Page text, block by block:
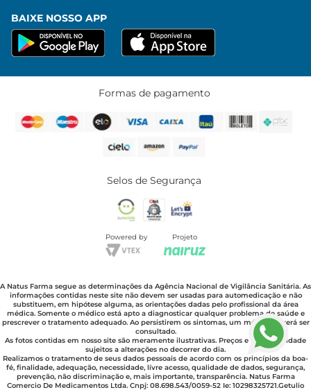
BAIXE NOSSO APP
Formas de pagamento
Selos de Segurança
Powered by Projeto
A Natus Farma segue as determinações da Agência Nacional de Vigilância Sanitária. As
informações contidas neste site não devem ser usadas para automedicação e não
substituem, em hipótese alguma, as orientações dadas pelo profissional da área
médica. Somente o médico está apto a diagnosticar qualquer problema de saúde e
prescrever o tratamento adequado. Ao persistirem os sintomas, um médico deverá ser
consultado.
As fotos contidas em nosso site são meramente ilustrativas. Preços e disponibilidade
sujeitos a alterações no decorrer do dia.
Realizamos o tratamento de seus dados pessoais de acordo com os princípios da boa-
fé, finalidade, adequação, necessidade, lívre acesso, qualidade de dados, segurança,
prevenção, não discriminação e, mais importante, transparência. Natus Farma
Comercio De Medicamentos Ltda. Cnpj: 08.698.543/0059-52 Ie: 10298325721.Getulio